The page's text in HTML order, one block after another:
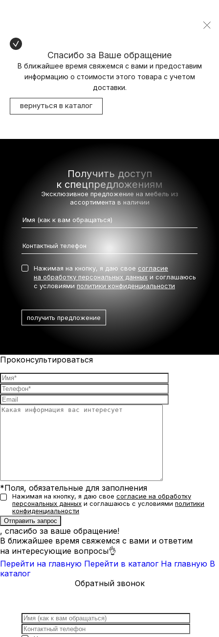
Спасибо за Ваше обращение
В ближайшее время свяжемся с вами и предоставим
информацию о стоимости этого товара с учетом
доставки.
вернуться в каталог
Получить доступ
к спецпредложениям
Эксклюзивное предложение на мебель из
ассортимента в наличии
Нажимая на кнопку, я даю свое согласие
на обработку персональных данных и соглашаюсь
с условиями политики конфиденциальности
Проконсультироваться
*Поля, обязательные для заполнения
Нажимая на кнопку, я даю свое согласие на обработку
персональных данных и соглашаюсь с условиями политики
конфиденциальности
, спасибо за ваше обращение!
В ближайшее время свяжемся с вами и ответим
на интересующие вопросы👌
Перейти на главную Перейти в каталог На главную В
каталог
Обратный звонок